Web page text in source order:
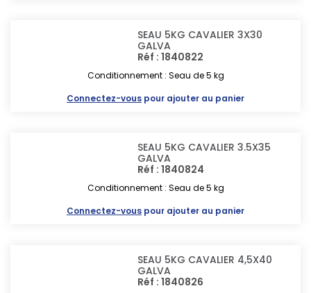
SEAU 5KG CAVALIER 3X30
GALVA
Réf : 1840822
Conditionnement : Seau de 5 kg
Connectez-vous pour ajouter au panier
SEAU 5KG CAVALIER 3.5X35
GALVA
Réf : 1840824
Conditionnement : Seau de 5 kg
Connectez-vous pour ajouter au panier
SEAU 5KG CAVALIER 4,5X40
GALVA
Réf : 1840826